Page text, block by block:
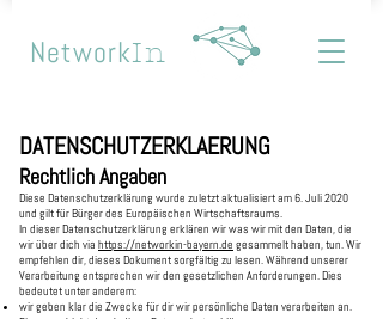
NetworkIn
DATENSCHUTZERKLAERUNG
Rechtlich Angaben
Diese Datenschutzerklärung wurde zuletzt aktualisiert am 6. Juli 2020
und gilt für Bürger des Europäischen Wirtschaftsraums.
In dieser Datenschutzerklärung erklären wir was wir mit den Daten, die
wir über dich via https://networkin-bayern.de gesammelt haben, tun. Wir
empfehlen dir, dieses Dokument sorgfältig zu lesen. Während unserer
Verarbeitung entsprechen wir den gesetzlichen Anforderungen. Dies
bedeutet unter anderem:
wir geben klar die Zwecke für dir wir persönliche Daten verarbeiten an.